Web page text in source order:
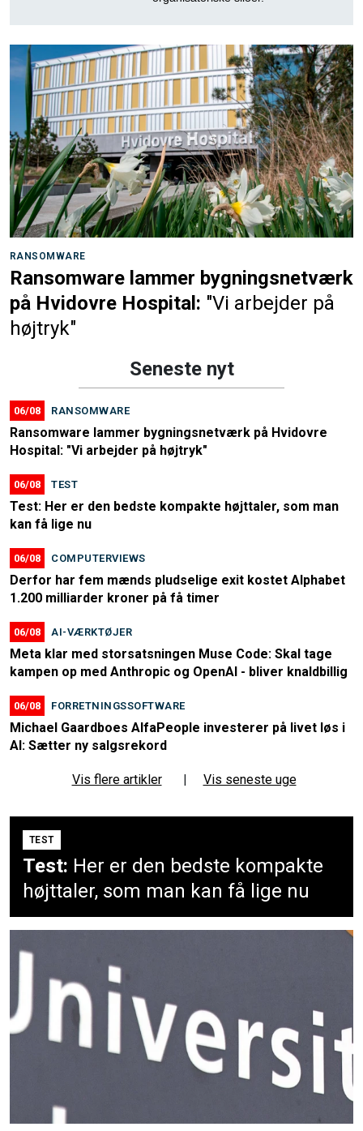
RANSOMWARE
Ransomware lammer bygningsnetværk
på Hvidovre Hospital: "Vi arbejder på
højtryk"
Seneste nyt
06/08 RANSOMWARE
Ransomware lammer bygningsnetværk på Hvidovre
Hospital: "Vi arbejder på højtryk"
06/08 TEST
Test: Her er den bedste kompakte højttaler, som man
kan få lige nu
06/08 COMPUTERVIEWS
Derfor har fem mænds pludselige exit kostet Alphabet
1.200 milliarder kroner på få timer
06/08 AI-VÆRKTØJER
Meta klar med storsatsningen Muse Code: Skal tage
kampen op med Anthropic og OpenAI - bliver knaldbillig
06/08 FORRETNINGSSOFTWARE
Michael Gaardboes AlfaPeople investerer på livet løs i
AI: Sætter ny salgsrekord
Vis flere artikler Vis seneste uge
TEST
Test: Her er den bedste kompakte
højttaler, som man kan få lige nu